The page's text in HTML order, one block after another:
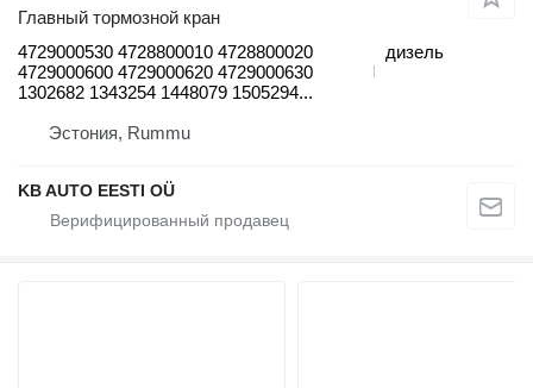
Главный тормозной кран
4729000530 4728800010 4728800020
4729000600 4729000620 4729000630
1302682 1343254 1448079 1505294...
дизель
Эстония, Rummu
KB AUTO EESTI OÜ